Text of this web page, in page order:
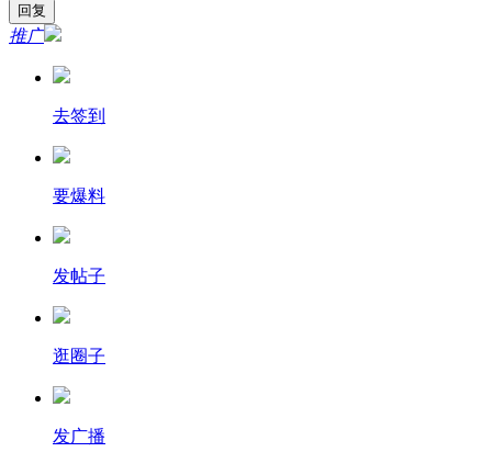
推广
去签到
要爆料
发帖子
逛圈子
发广播